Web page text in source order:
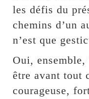
les défis du
chemins d’un
n’est que
Oui,
être avant tout
courageuse,